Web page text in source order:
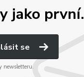
jako první.
se
newsletteru.